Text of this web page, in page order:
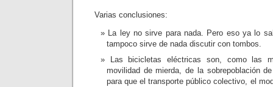
Varias conclusiones:
La ley no sirve para nada. Pero eso ya lo
tampoco sirve de nada discutir con tombos.
Las bicicletas eléctricas son, como las
movilidad de mierda, de la sobrepoblación
para que el transporte público colectivo, el